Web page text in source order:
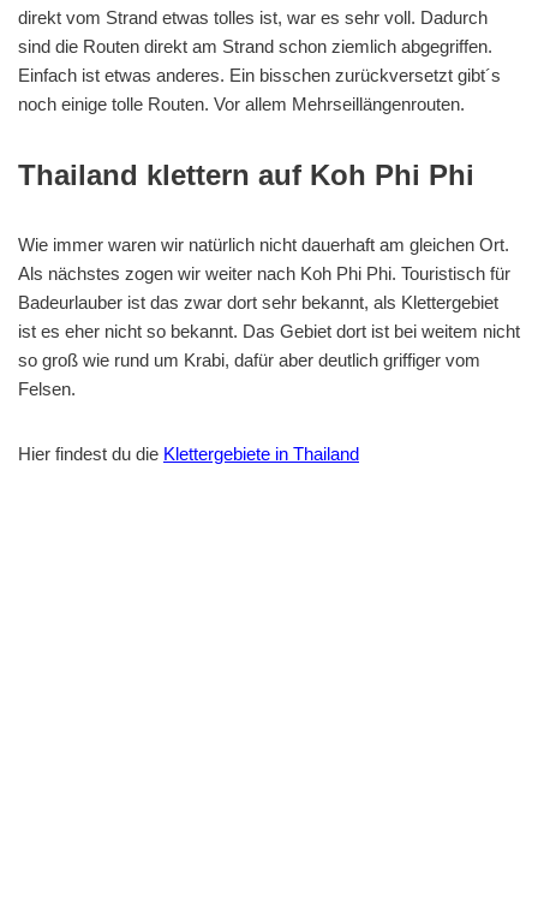
direkt vom Strand etwas tolles ist, war es sehr voll. Dadurch
sind die Routen direkt am Strand schon ziemlich abgegriffen.
Einfach ist etwas anderes. Ein bisschen zurückversetzt gibt´s
noch einige tolle Routen. Vor allem Mehrseillängenrouten.
Thailand klettern auf Koh Phi Phi
Wie immer waren wir natürlich nicht dauerhaft am gleichen Ort.
Als nächstes zogen wir weiter nach Koh Phi Phi. Touristisch für
Badeurlauber ist das zwar dort sehr bekannt, als Klettergebiet
ist es eher nicht so bekannt. Das Gebiet dort ist bei weitem nicht
so groß wie rund um Krabi, dafür aber deutlich griffiger vom
Felsen.
Hier findest du die Klettergebiete in Thailand